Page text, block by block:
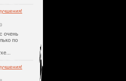
очень
по